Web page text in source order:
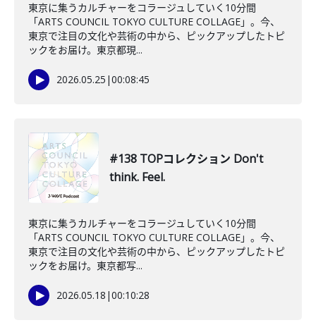
東京に集うカルチャーをコラージュしていく10分間
「ARTS COUNCIL TOKYO CULTURE COLLAGE」。今、
東京で注目の文化や芸術の中から、ピックアップしたトピ
ックをお届け。東京都現...
2026.05.25 |00:08:45
#138 TOPコレクション Don't
think. Feel.
東京に集うカルチャーをコラージュしていく10分間
「ARTS COUNCIL TOKYO CULTURE COLLAGE」。今、
東京で注目の文化や芸術の中から、ピックアップしたトピ
ックをお届け。東京都写...
2026.05.18 |00:10:28